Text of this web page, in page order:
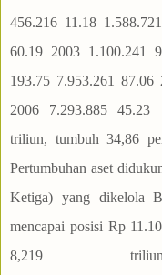
456.216 11.18
60.19 2003 1.100.241
193.75 7.953.261
2006 7.293.885 45.23
triliun, tumbuh 34,86
Pertumbuhan aset
Ketiga) yang dikelola
mencapai posisi Rp
8,219